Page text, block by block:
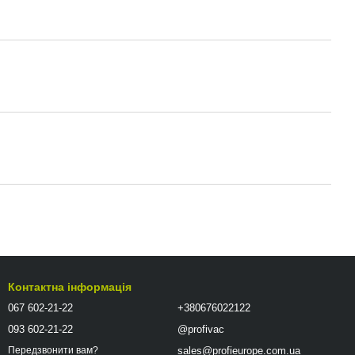
Контактна інформація
067 602-21-22
093 602-21-22
Передзвонити вам?
+380676022122
@profivac
sales@profieurope.com.ua